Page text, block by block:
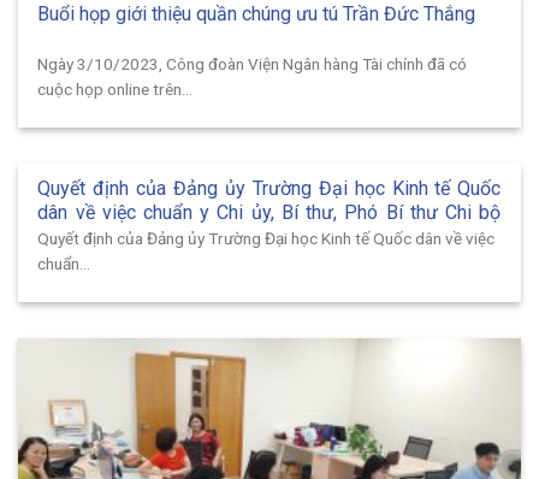
Buổi họp giới thiệu quần chúng ưu tú Trần Đức Thắng
Ngày 3/10/2023, Công đoàn Viện Ngân hàng Tài chính đã có
cuộc họp online trên...
Quyết định của Đảng ủy Trường Đại học Kinh tế Quốc
dân về việc chuẩn y Chi ủy, Bí thư, Phó Bí thư Chi bộ
Viện Ngân hàng – Tài chính nhiệm kỳ 2020 – 2022
Quyết định của Đảng ủy Trường Đại học Kinh tế Quốc dân về việc
chuẩn...